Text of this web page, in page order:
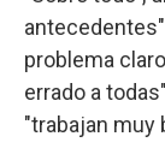
problema
errado a
"trabajan muy